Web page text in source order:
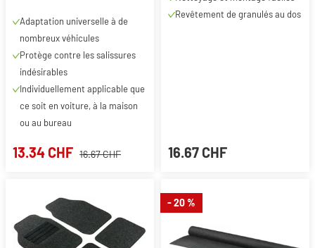
Adaptation universelle à de
nombreux véhicules
Protège contre les salissures
indésirables
Individuellement applicable que
ce soit en voiture, à la maison
ou au bureau
13.34 CHF 16.67 CHF
Revêtement de granulés au dos
16.67 CHF
- 20 %